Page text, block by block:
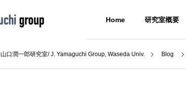
Home 研究室概要
口潤一郎研究室/ J. Yamaguchi Group, Waseda Univ. Blog